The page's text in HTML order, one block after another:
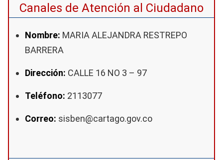
Canales de Atención al Ciudadano
Nombre: MARIA ALEJANDRA RESTREPO
BARRERA
Dirección: CALLE 16 NO 3 – 97
Teléfono: 2113077
Correo: sisben@cartago.gov.co